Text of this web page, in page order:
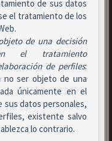
de sus datos
el tratamiento de los
de una decisión
el tratamiento
de perfiles:
no ser objeto de una
únicamente en el
datos personales,
existente salvo
lo contrario.